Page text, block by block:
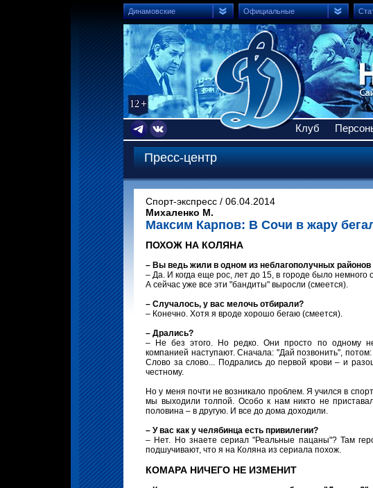
Динамовские Официальные
Клуб
Пресс-центр
Спорт-экспресс / 06.04.2014
Михаленко М.
Максим Карпов: В Сочи в жару
ПОХОЖ НА КОЛЯНА
– Вы ведь жили в одном из неблагополучных районов
– Да. И когда еще рос, лет до 15, в городе было немного
А сейчас уже все эти "бандиты" выросли (смеется).
– Случалось, у вас мелочь отбирали?
– Конечно. Хотя я вроде хорошо бегаю (смеется).
– Дрались?
– Не без этого. Но редко. Они просто по одному
компанией наступают. Сначала: "Дай позвонить",
Слово за слово... Подрались до первой крови – и
честному.
Но у меня почти не возникало проблем. Я учился в
мы выходили толпой. Особо к нам никто не
половина – в другую. И все до дома доходили.
– У вас как у челябинца есть привилегии?
– Нет. Но знаете сериал "Реальные пацаны"? Там
подшучивают, что я на Коляна из сериала похож.
КОМАРА НИЧЕГО НЕ ИЗМЕНИТ